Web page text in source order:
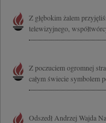
Z głębokim żalem
telewizyjnego,
Z poczuciem ogromnej
całym świecie symbolem
Odszedł Andrzej Wajda